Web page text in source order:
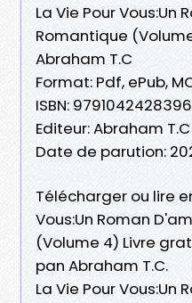
La Vie Pour Vous:Un
Romantique
Abraham T.C
Format: Pdf, ePub,
ISBN: 9791042428396
Editeur: Abraham T.C
Date de parution:
Télécharger ou lire
Vous:Un Roman
(Volume 4) Livre
pan Abraham T.C.
La Vie Pour Vous:Un